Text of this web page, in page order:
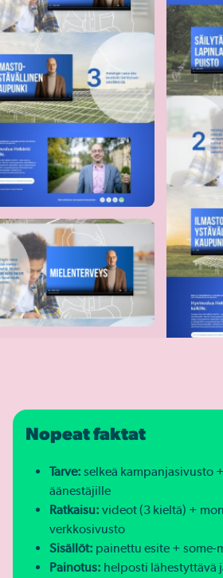
Nopeat faktat
Tarve: selkeä kampanjasivusto
äänestäjille
Ratkaisu: videot (3 kieltä) +
verkkosivusto
Sisällöt: painettu esite + some-
Painotus: helposti lähestyttävä